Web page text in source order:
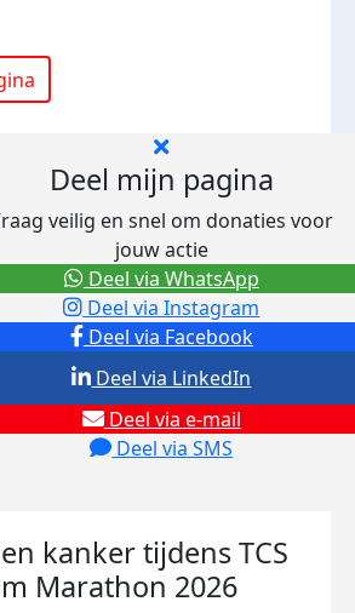
Deel mijn pagina
veilig en snel om donaties voor
jouw actie
Deel via Facebook
Deel via Instagram
Deel via e-mail
Deel via SMS
Deel via LinkedIn
Deel via WhatsApp
kanker tijdens TCS
Marathon 2026